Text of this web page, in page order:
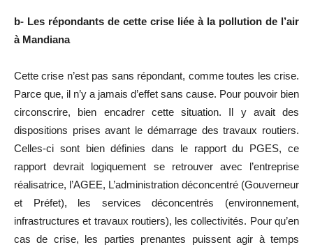
b- Les répondants de cette crise liée à la pollution de l’air
à Mandiana
Cette crise n’est pas sans répondant, comme toutes les crise.
Parce que, il n’y a jamais d’effet sans cause. Pour pouvoir bien
circonscrire, bien encadrer cette situation. Il y avait des
dispositions prises avant le démarrage des travaux routiers.
Celles-ci sont bien définies dans le rapport du PGES, ce
rapport devrait logiquement se retrouver avec l’entreprise
réalisatrice, l’AGEE, L’administration déconcentré (Gouverneur
et Préfet), les services déconcentrés (environnement,
infrastructures et travaux routiers), les collectivités. Pour qu’en
cas de crise, les parties prenantes puissent agir à temps